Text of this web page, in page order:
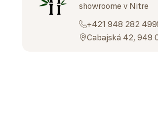
showroome v Nitre
+421 948 282 499
Cabajská 42, 949